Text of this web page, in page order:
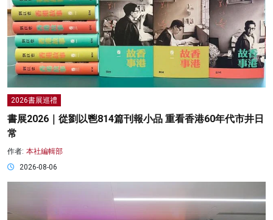
2026書展巡禮
書展2026｜從劉以鬯814篇刊報小品 重看香港60年代市井日
常
作者: 本社編輯部
2026-08-06